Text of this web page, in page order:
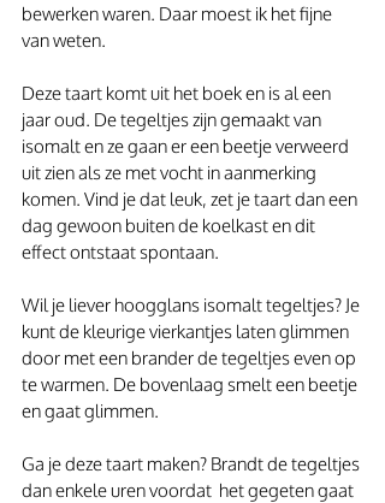
bewerken waren. Daar moest ik het fijne
van weten.
Deze taart komt uit het boek en is al een
jaar oud. De tegeltjes zijn gemaakt van
isomalt en ze gaan er een beetje verweerd
uit zien als ze met vocht in aanmerking
komen. Vind je dat leuk, zet je taart dan een
dag gewoon buiten de koelkast en dit
effect ontstaat spontaan.
Wil je liever hoogglans isomalt tegeltjes? Je
kunt de kleurige vierkantjes laten glimmen
door met een brander de tegeltjes even op
te warmen. De bovenlaag smelt een beetje
en gaat glimmen.
Ga je deze taart maken? Brandt de tegeltjes
dan enkele uren voordat  het gegeten gaat